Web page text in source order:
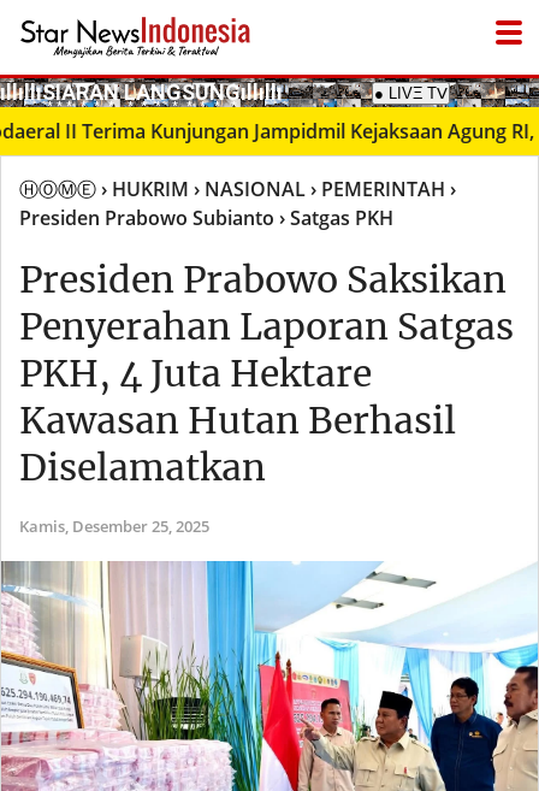
­ıllıllıS͙I͙A͙R͙A͙N͙ L͙A͙N͙G͙S͙U͙N͙G͙ıllıllı ● LIVΞ Tᐯ
II Terima Kunjungan Jampidmil Kejaksaan Agung RI,
ⒽⓄⓂⒺ› HUKRIM › NASIONAL› PEMERINTAH ›
Presiden Prabowo Subianto › Satgas PKH
Presiden Prabowo Saksikan
Penyerahan Laporan Satgas
PKH, 4 Juta Hektare
Kawasan Hutan Berhasil
Diselamatkan
Kamis, Desember 25, 2025